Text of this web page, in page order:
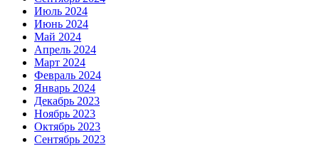
Июль 2024
Июнь 2024
Май 2024
Апрель 2024
Март 2024
Февраль 2024
Январь 2024
Декабрь 2023
Ноябрь 2023
Октябрь 2023
Сентябрь 2023